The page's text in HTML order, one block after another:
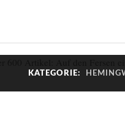
KATEGORIE: